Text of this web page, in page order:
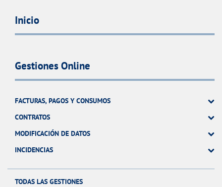
Inicio
Gestiones Online
FACTURAS, PAGOS Y CONSUMOS
CONTRATOS
MODIFICACIÓN DE DATOS
INCIDENCIAS
TODAS LAS GESTIONES